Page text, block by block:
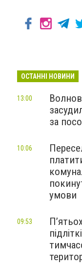
ОСТАННІ НОВИНИ
за
13:00
умови
10:06
09:53